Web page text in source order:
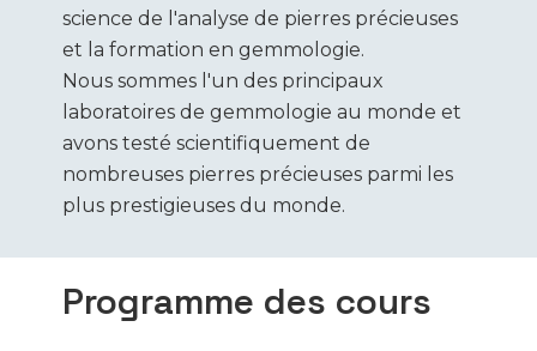
science de l'analyse de pierres précieuses
et la formation en gemmologie.
Nous sommes l'un des principaux
laboratoires de gemmologie au monde et
avons testé scientifiquement de
nombreuses pierres précieuses parmi les
plus prestigieuses du monde.
Programme des cours